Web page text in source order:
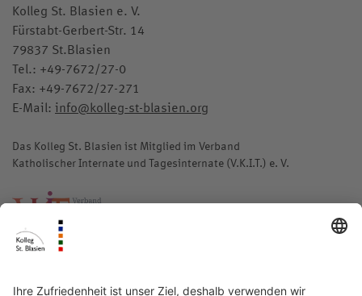
Kolleg St. Blasien e. V.
Fürstabt-Gerbert-Str. 14
79837 St.Blasien
Tel.: +49-7672/27-0
Fax: +49-7672/27-271
E-Mail: info@kolleg-st-blasien.org
Das Kolleg St. Blasien ist Mitglied im Verband
Katholischer Internate und Tagesinternate (V.K.I.T.) e. V.
katholische-internate.de